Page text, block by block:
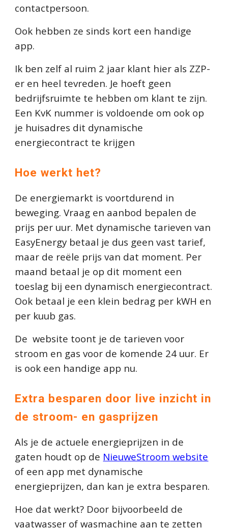
contactpersoon.
Ook hebben ze sinds kort een handige
app.
Ik ben zelf al ruim 2 jaar klant hier als ZZP-
er en heel tevreden. Je hoeft geen
bedrijfsruimte te hebben om klant te zijn.
Een KvK nummer is voldoende om ook op
je huisadres dit dynamische
energiecontract te krijgen
Hoe werkt het?
De energiemarkt is voortdurend in
beweging. Vraag en aanbod bepalen de
prijs per uur. Met dynamische tarieven van
EasyEnergy betaal je dus geen vast tarief,
maar de reële prijs van dat moment. Per
maand betaal je op dit moment een
toeslag bij een dynamisch energiecontract.
Ook betaal je een klein bedrag per kWH en
per kuub gas.
De website toont je de tarieven voor
stroom en gas voor de komende 24 uur. Er
is ook een handige app nu.
Extra besparen door live inzicht in
de stroom- en gasprijzen
Als je de actuele energieprijzen in de
gaten houdt op de NieuweStroom website
of een app met dynamische
energieprijzen, dan kan je extra besparen.
Hoe dat werkt? Door bijvoorbeeld de
vaatwasser of wasmachine aan te zetten